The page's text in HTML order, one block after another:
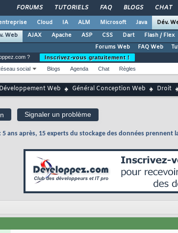
FORUMS TUTORIELS FAQ BLOGS CHAT
Cloud IA ALM Microsoft Java Dév.
Web
AJAX Apache ASP CSS Dart Flash / Flex
Forums Web
FAQ Web
?
Inscrivez-vous gratuitement !
social Blogs Agenda Chat Règles
Web Général Conception Web Droit
Signaler un problème
: 5 ans après, 15 experts du stockage des données prennent